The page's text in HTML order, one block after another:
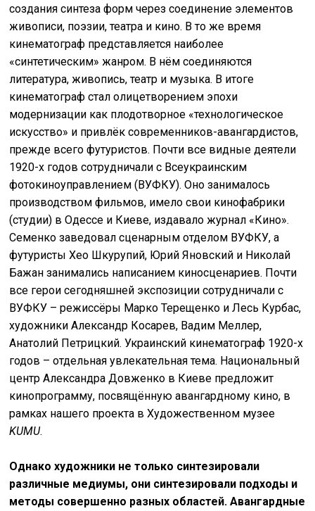
создания синтеза форм через соединение элементов
живописи, поэзии, театра и кино. В то же время
кинематограф представляется наиболее
«синтетическим» жанром. В нём соединяются
литература, живопись, театр и музыка. В итоге
кинематограф стал олицетворением эпохи
модернизации как плодотворное «технологическое
искусство» и привлёк современников-авангардистов,
прежде всего футуристов. Почти все видные деятели
1920-х годов сотрудничали с Всеукраинским
фотокиноуправлением (ВУФКУ). Оно занималось
производством фильмов, имело свои кинофабрики
(студии) в Одессе и Киеве, издавало журнал «Кино».
Семенко заведовал сценарным отделом ВУФКУ, а
футуристы Хео Шкурупий, Юрий Яновский и Николай
Бажан занимались написанием киносценариев. Почти
все герои сегодняшней экспозиции сотрудничали с
ВУФКУ – режиссёры Марко Терещенко и Лесь Курбас,
художники Александр Косарев, Вадим Меллер,
Анатолий Петрицкий. Украинский кинематограф 1920-х
годов – отдельная увлекательная тема. Национальный
центр Александра Довженко в Киеве предложит
кинопрограмму, посвящённую авангардному кино, в
рамках нашего проекта в Художественном музее
KUMU.
Однако художники не только синтезировали
различные медиумы, они синтезировали подходы и
методы совершенно разных областей. Авангардные